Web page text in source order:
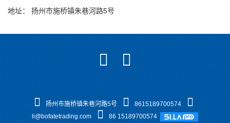
地址： 扬州市施桥镇朱巷河路5号
扬州市施桥镇朱巷河路5号
8615189700574
li@bofatetrading.com
86 15189700574